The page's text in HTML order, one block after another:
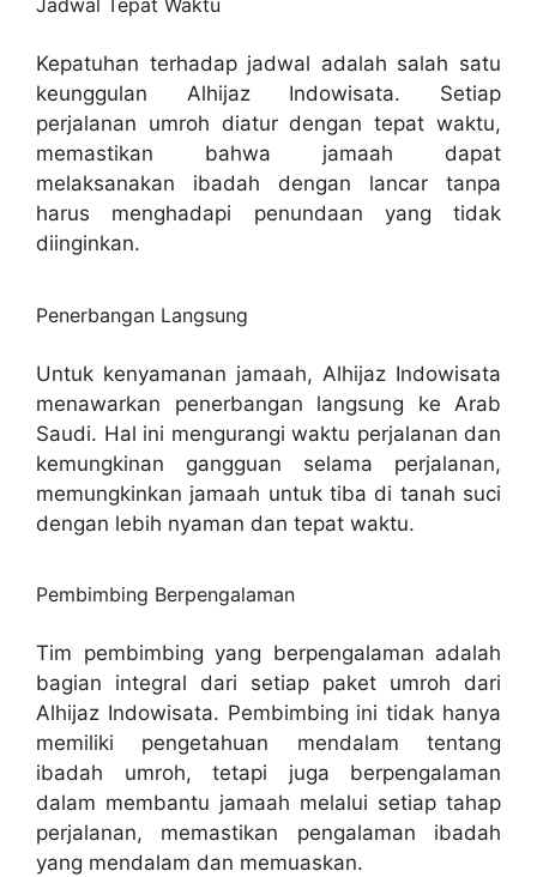
Jadwal Tepat Waktu
Kepatuhan terhadap jadwal adalah salah satu
keunggulan Alhijaz Indowisata. Setiap
perjalanan umroh diatur dengan tepat waktu,
memastikan bahwa jamaah dapat
melaksanakan ibadah dengan lancar tanpa
harus menghadapi penundaan yang tidak
diinginkan.
Penerbangan Langsung
Untuk kenyamanan jamaah, Alhijaz Indowisata
menawarkan penerbangan langsung ke Arab
Saudi. Hal ini mengurangi waktu perjalanan dan
kemungkinan gangguan selama perjalanan,
memungkinkan jamaah untuk tiba di tanah suci
dengan lebih nyaman dan tepat waktu.
Pembimbing Berpengalaman
Tim pembimbing yang berpengalaman adalah
bagian integral dari setiap paket umroh dari
Alhijaz Indowisata. Pembimbing ini tidak hanya
memiliki pengetahuan mendalam tentang
ibadah umroh, tetapi juga berpengalaman
dalam membantu jamaah melalui setiap tahap
perjalanan, memastikan pengalaman ibadah
yang mendalam dan memuaskan.